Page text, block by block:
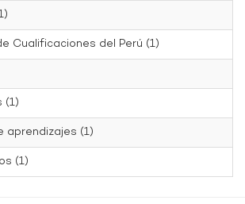
Cualificaciones del Perú (1)
(1)
aprendizajes (1)
(1)